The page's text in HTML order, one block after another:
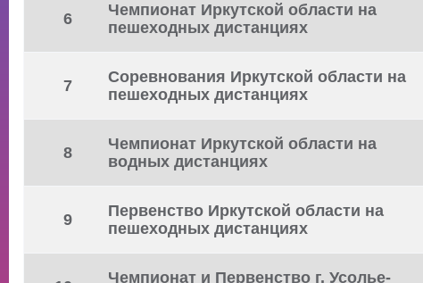
6
Чемпионат Иркутской области на
пешеходных дистанциях
7
Соревнования Иркутской области на
пешеходных дистанциях
8
Чемпионат Иркутской области на
водных дистанциях
9
Первенство Иркутской области на
пешеходных дистанциях
Чемпионат и Первенство г. Усолье-